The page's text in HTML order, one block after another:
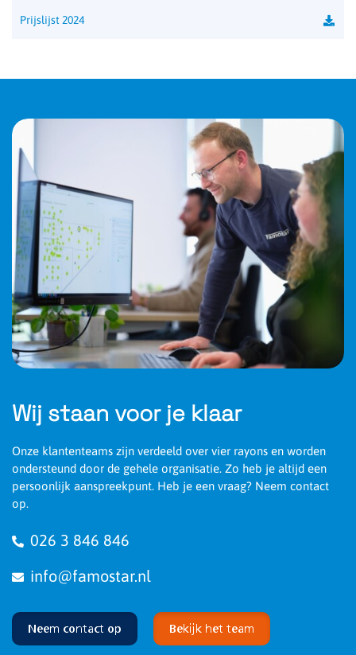
Prijslijst 2024
Wij staan voor je klaar
Onze klantenteams zijn verdeeld over vier rayons en worden
ondersteund door de gehele organisatie. Zo heb je altijd een
persoonlijk aanspreekpunt. Heb je een vraag? Neem contact
op.
026 3 846 846
info@famostar.nl
Neem contact op Bekijk het team